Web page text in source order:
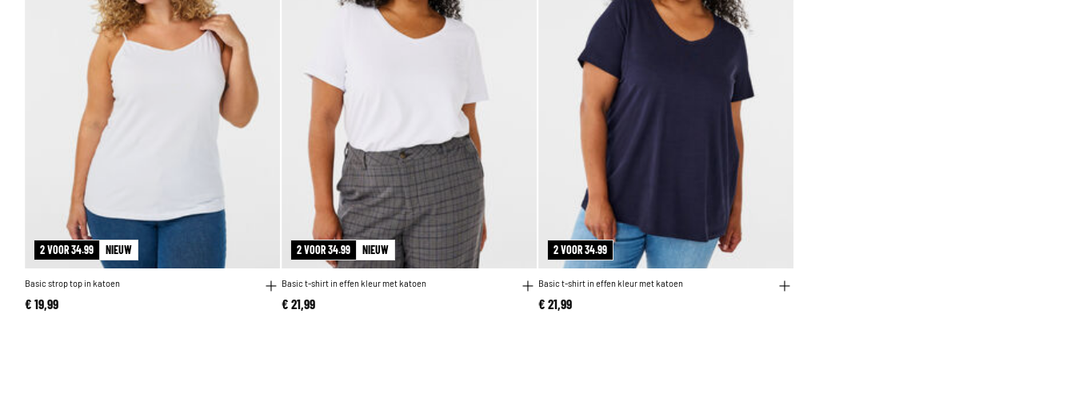
2 VOOR 34.99 NIEUW
Basic strop top in katoen
€ 19,99
2 VOOR 34.99 NIEUW
Basic t-shirt in effen kleur met katoen
€ 21,99
2 VOOR 34.99
Basic t-shirt in effen kleur met katoen
€ 21,99